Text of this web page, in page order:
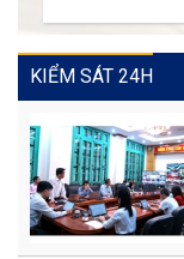
KIỂM SÁT 24H